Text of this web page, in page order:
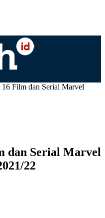
Film dan Serial Marvel
dan Serial Marvel
22